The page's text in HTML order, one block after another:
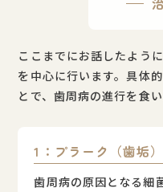
ここまでにお話したよう
を中心に行います。具体
とで、歯周病の進行を食
1：プラーク（歯垢
歯周病の原因となる細